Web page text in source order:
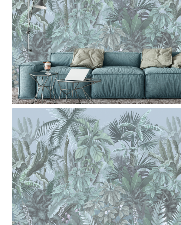
Frescă
Frunze
Natura
Peisaj
Pentru copii
Tropical
Watercolor